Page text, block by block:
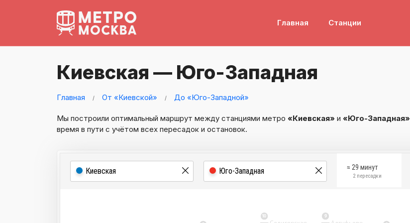
Главная Станции
Киевская — Юго-Западная
Главная От «Киевской» До «Юго-Западной»
Мы построили оптимальный маршрут между станциями метро «Киевская» и «Юго-Западная»
время в пути с учётом всех пересадок и остановок.
≈ 29 минут
2 пересадки
9
10